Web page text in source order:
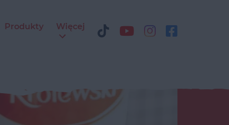
Produkty Więcej